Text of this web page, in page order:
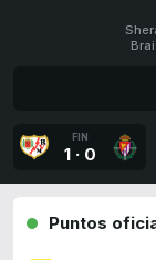
FIN
1 · 0
Puntos